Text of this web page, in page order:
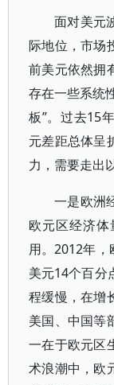
面对美元
际地位，市场
前美元依然拥
存在一些系统
板”。过去15
元差距总体呈
力，需要走出
一是欧洲
欧元区经济
用。2012年，
美元14个百分
程缓慢，在增
美国、中国等
一在于欧元区
术浪潮中，欧